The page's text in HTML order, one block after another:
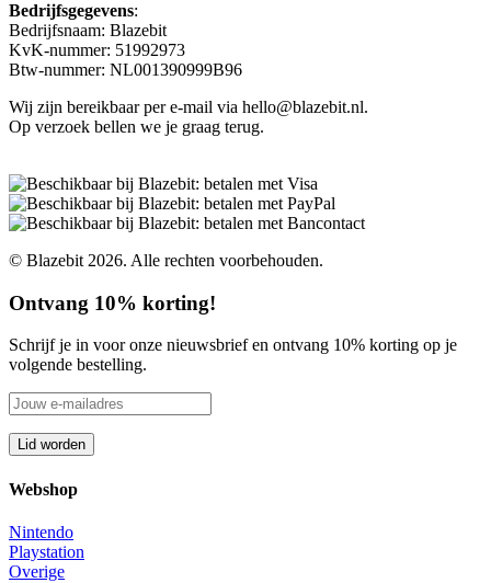
Bedrijfsgegevens:
Bedrijfsnaam: Blazebit
KvK-nummer: 51992973
Btw-nummer: NL001390999B96
Wij zijn bereikbaar per e-mail via hello@blazebit.nl.
Op verzoek bellen we je graag terug.
© Blazebit 2026. Alle rechten voorbehouden.
Ontvang 10% korting!
Schrijf je in voor onze nieuwsbrief en ontvang 10% korting op je
volgende bestelling.
Webshop
Nintendo
Playstation
Overige